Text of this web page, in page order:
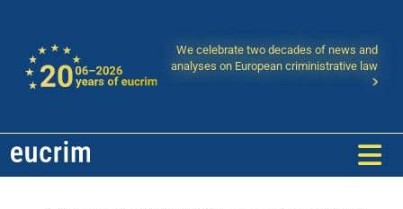
We celebrate two decades of news and
analyses on European criministrative law